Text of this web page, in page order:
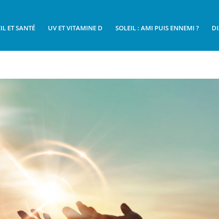
ET SANTÉ UV ET VITAMINE D SOLEIL : AMI PUIS ENNEMI ?